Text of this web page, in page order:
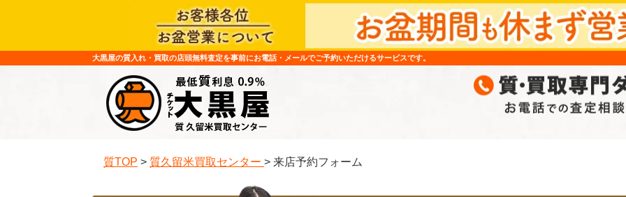
大黒屋の質入れ・買取の店頭無料査定を事前にお電話・メールでご予約いただけるサービスです。
質TOP > 質久留米買取センター > 来店予約フォーム